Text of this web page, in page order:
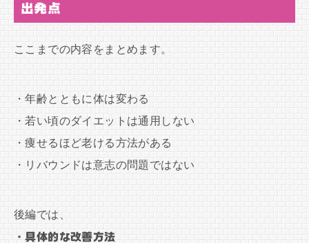
出発点
ここまでの内容をまとめます。
・年齢とともに体は変わる
・若い頃のダイエットは通用しない
・痩せるほど老ける方法がある
・リバウンドは意志の問題ではない
後編では、
・具体的な改善方法